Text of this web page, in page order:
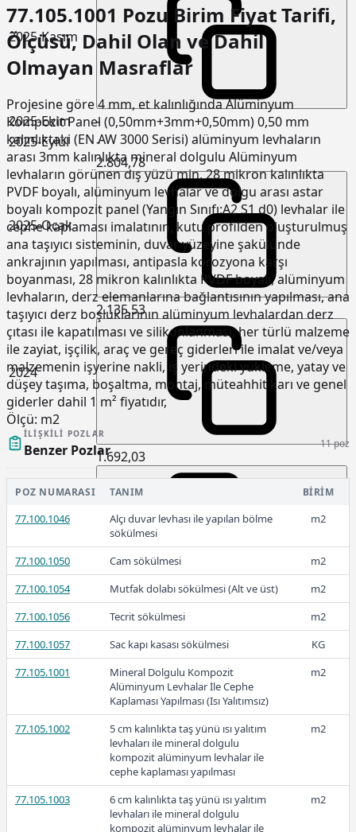
2025-Kasım
2025-Ekim
-
2025-Eylül
-
2025-Ocak
2.804,78
2024
2.135,53
2023-2
1.692,03
2023-1
1.511,26
1.227,23
77.105.1001 Pozu Birim Fiyat Tarifi,
Ölçüsü, Dahil Olan ve Dahil
Olmayan Masraflar
Projesine göre 4 mm, et kalınlığında Alüminyum
Kompozit Panel (0,50mm+3mm+0,50mm) 0,50 mm
kalınlıktaki (EN AW 3000 Serisi) alüminyum levhaların
arası 3mm kalınlıkta mineral dolgulu Alüminyum
levhaların görünen dış yüzü min, 28 mikron kalınlıkta
PVDF boyalı, alüminyum levhalar ve dolgu arası astar
boyalı kompozit panel (Yangın Sınıfı:A2 S1 d0) levhalar ile
cephe kaplaması imalatının, kutu profilden oluşturulmuş
ana taşıyıcı sisteminin, duvar yüzeyine şakülünde
ankrajının yapılması, antipasla korozyona karşı
boyanması, 28 mikron kalınlıkta PVDF boyalı, alüminyum
levhaların, derz elemanlarına bağlantısının yapılması, ana
taşıyıcı derz boşluklarının alüminyum levhalardan derz
çıtası ile kapatılması ve silikonlanması, her türlü malzeme
ile zayiat, işçilik, araç ve gereç giderleri ile imalat ve/veya
malzemenin işyerine nakli, iş yerindeki yükleme, yatay ve
düşey taşıma, boşaltma, montaj, müteahhit karı ve genel
giderler dahil 1 m² fiyatıdır,
Ölçü: m2
İLIŞKILI POZLAR
Benzer Pozlar 11 poz
POZ NUMARASI TANIM BIRIM
77.100.1046
Alçı duvar levhası ile yapılan bölme
sökülmesi
m2
77.100.1050 Cam sökülmesi
m2
77.100.1054
Mutfak dolabı sökülmesi (Alt ve üst)
m2
77.100.1056
Tecrit sökülmesi
m2
77.100.1057
Sac kapı kasası sökülmesi
KG
77.105.1001
Mineral Dolgulu Kompozit
Alüminyum Levhalar İle Cephe
Kaplaması Yapılması (Isı Yalıtımsız)
m2
77.105.1002
5 cm kalınlıkta taş yünü ısı yalıtım
levhaları ile mineral dolgulu
kompozit alüminyum levhalar ile
cephe kaplaması yapılması
m2
77.105.1003
6 cm kalınlıkta taş yünü ısı yalıtım
levhaları ile mineral dolgulu
kompozit alüminyum levhalar ile
m2